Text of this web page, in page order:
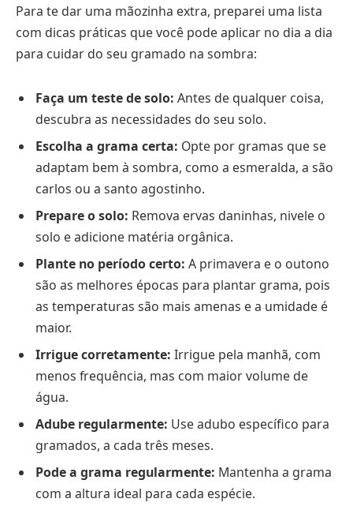
Para te dar uma mãozinha extra, preparei uma lista
com dicas práticas que você pode aplicar no dia a dia
para cuidar do seu gramado na sombra:
Faça um teste de solo: Antes de qualquer coisa,
descubra as necessidades do seu solo.
Escolha a grama certa: Opte por gramas que se
adaptam bem à sombra, como a esmeralda, a são
carlos ou a santo agostinho.
Prepare o solo: Remova ervas daninhas, nivele o
solo e adicione matéria orgânica.
Plante no período certo: A primavera e o outono
são as melhores épocas para plantar grama, pois
as temperaturas são mais amenas e a umidade é
maior.
Irrigue corretamente: Irrigue pela manhã, com
menos frequência, mas com maior volume de
água.
Adube regularmente: Use adubo específico para
gramados, a cada três meses.
Pode a grama regularmente: Mantenha a grama
com a altura ideal para cada espécie.